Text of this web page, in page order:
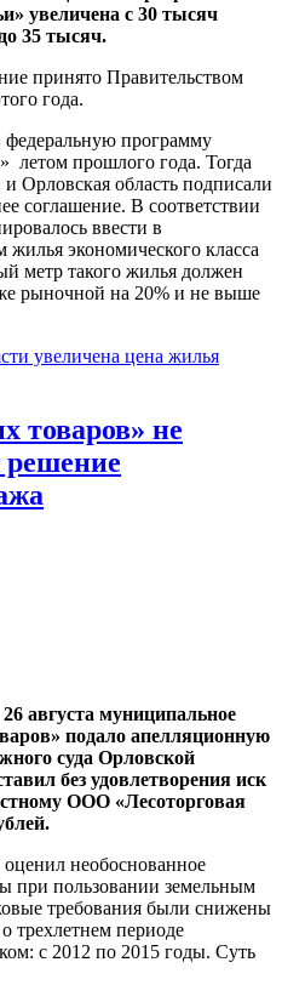
увеличена с 30 тысяч
35 тысяч.
принято Правительством
года.
федеральную программу
летом прошлого года. Тогда
область подписали
соглашение. В соответствии
ввести в
экономического класса
метр такого жилья должен
рыночной на 20% и не выше
увеличена цена жилья
товаров» не
решение
26 августа муниципальное
подало апелляционную
суда Орловской
без удовлетворения иск
ООО «Лесоторговая
необоснованное
при пользовании земельным
требования были снижены
трехлетнем периоде
с 2012 по 2015 годы. Суть